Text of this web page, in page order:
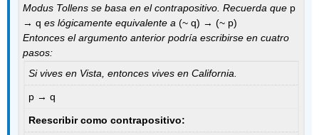
Modus Tollens se basa en el contrapositivo. Recuerda que p
→ qes lógicamente equivalente a (~ q) → (~ p)
Entonces el argumento anterior podría escribirse en cuatro
pasos:
Si vives en Vista, entonces vives en California.
p → q
Reescribir como contrapositivo: